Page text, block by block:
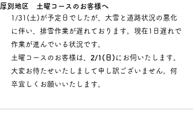
厚別地区 土曜コースのお客様へ
1/31(土)が予定日でしたが、大雪と道路状況の悪化
に伴い、排雪作業が遅れております。現在1日遅れで
作業が進んでいる状況です。
土曜コースのお客様は、 2/1(日) にお伺いたします。
大変お待たせいたしまして申し訳ございません。何
卒宜しくお願いいたします。